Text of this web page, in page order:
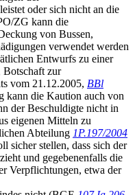
oder sich nicht an die
ZG kann die
von Bussen,
verwendet werden
Entwurfs zu einer
Botschaft zur
vom 21.12.2005, BBl
kann die Kaution auch von
der Beschuldigte nicht in
eigenen Mitteln zu
Abteilung 1P.197/2004
sicher stellen, dass sich der
und gegebenenfalls die
Verpflichtungen, etwa der